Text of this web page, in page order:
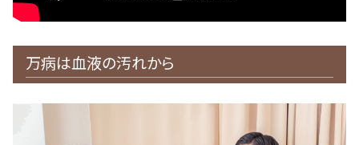
万病は血液の汚れから